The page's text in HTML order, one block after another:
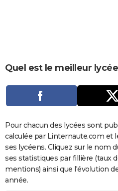
Dictionnaire
Biographies
Expressions
Proverbes
PROGRAMME TV
COPAINS D'AVANT
S'inscrire
Se connecter
Lycées
Collèges
Primaires
Universités
Entreprises
Service militaire
Avis de recherche
AVIS DE DÉCÈS
FORUM
Bricolage
Lifestyle
Culture
Sport
Auto
Television
Voyage
Cinema
Quel est le meilleur
Pour chacun des lycées sont
calculée par Linternaute.com et
ses lycéens. Cliquez sur le nom
ses statistiques par fillière (taux
mentions) ainsi que l'évolution
année.